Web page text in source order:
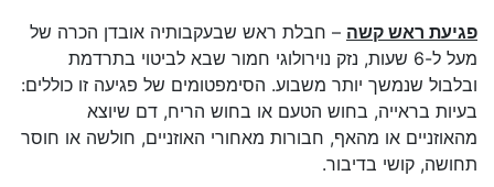
פגיעת ראש קשה – חבלת ראש שבעקבותיה אובדן הכרה של
מעל ל-6 שעות, נזק נוירולוגי חמור שבא לביטוי בתרדמת
ובלבול שנמשך יותר משבוע. הסימפטומים של פגיעה זו כוללים:
בעיות בראייה, בחוש הטעם או בחוש הריח, דם שיוצא
מהאוזניים או מהאף, חבורות מאחורי האוזניים, חולשה או חוסר
תחושה, קושי בדיבור.